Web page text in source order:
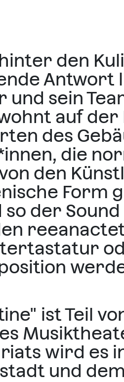
den
Antwort
und sein
auf der
des
die
den
Form
der
ist Teil
wird es
und